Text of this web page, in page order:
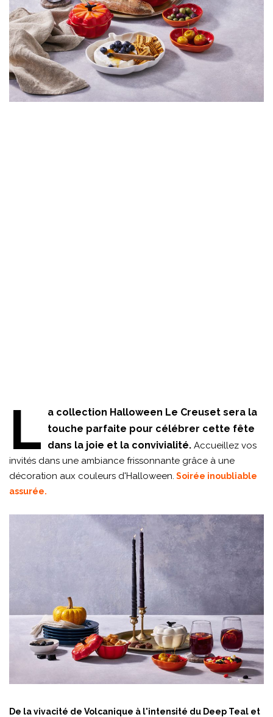
L
a collection Halloween Le Creuset sera la
touche parfaite pour célébrer cette fête
dans la joie et la convivialité. Accueillez vos
invités dans une ambiance frissonnante grâce à une
décoration aux couleurs d'Halloween. Soirée inoubliable
assurée.
De la vivacité de Volcanique à l'intensité du Deep Teal et